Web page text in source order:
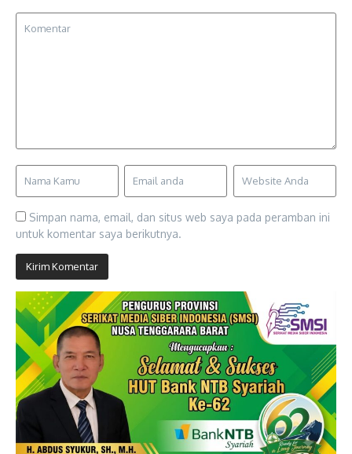
Simpan nama, email, dan situs web saya pada peramban ini
untuk komentar saya berikutnya.